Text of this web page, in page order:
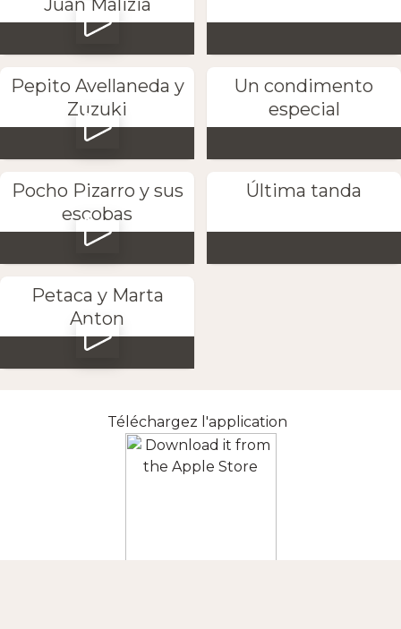
Juan Malizia
Pepito Avellaneda y
Zuzuki
Un condimento
especial
Pocho Pizarro y sus
escobas
Última tanda
Petaca y Marta
Anton
Téléchargez l'application